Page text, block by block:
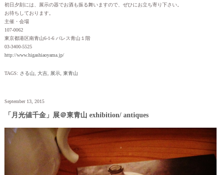
初日夕刻には、展示の器でお酒も振る舞いますので、ぜひにお立ち寄り下さい。
お待ちしております。
主催・会場
107-0062
東京都港区南青山6-1-6 パレス青山１階
03-3400-5525
http://www.higashiaoyama.jp/
TAGS: さる山, 大吉, 展示, 東青山
September 13, 2015
「月光値千金」展＠東青山 exhibition/ antiques